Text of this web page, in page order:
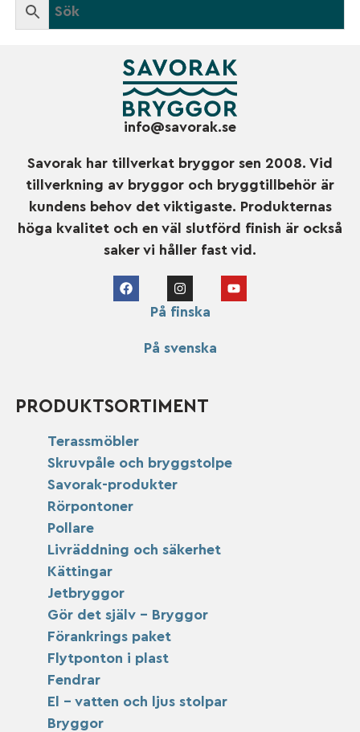
info@savorak.se
Savorak har tillverkat bryggor sen 2008. Vid
tillverkning av bryggor och bryggtillbehör är
kundens behov det viktigaste. Produkternas
höga kvalitet och en väl slutförd finish är också
saker vi håller fast vid.
På finska
På svenska
PRODUKTSORTIMENT
Terassmöbler
Skruvpåle och bryggstolpe
Savorak-produkter
Rörpontoner
Pollare
Livräddning och säkerhet
Kättingar
Jetbryggor
Gör det själv – Bryggor
Förankrings paket
Flytponton i plast
Fendrar
El – vatten och ljus stolpar
Bryggor